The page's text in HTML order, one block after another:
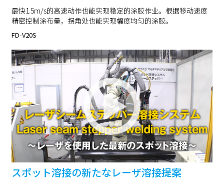
最快1.5m/s的高速动作也能实现稳定的涂胶作业。根据移动速度
精密控制涂布量，拐角处也能实现幅度均匀的涂胶。
FD-V20S
スポット溶接の新たなレーザ溶接提案